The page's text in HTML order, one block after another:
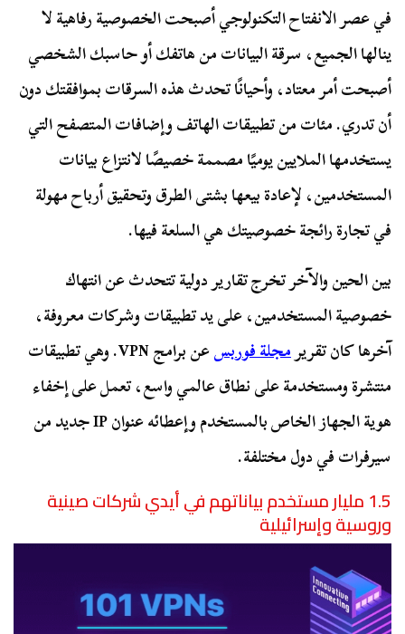
في عصر الانفتاح التكنولوجي أصبحت الخصوصية رفاهية لا
ينالها الجميع، سرقة البيانات من هاتفك أو حاسبك الشخصي
أصبحت أمر معتاد، وأحيانًا تحدث هذه السرقات بموافقتك دون
أن تدري. مئات من تطبيقات الهاتف وإضافات المتصفح التي
يستخدمها الملايين يوميًا مصممة خصيصًا لانتزاع بيانات
المستخدمين، لإعادة بيعها بشتى الطرق وتحقيق أرباح مهولة
في تجارة رائجة خصوصيتك هي السلعة فيها.
بين الحين والآخر تخرج تقارير دولية تتحدث عن انتهاك
خصوصية المستخدمين، على يد تطبيقات وشركات معروفة،
آخرها كان تقريرمجلة فوربس
عن برامج VPN. وهي تطبيقات
منتشرة ومستخدمة على نطاق عالمي واسع، تعمل على إخفاء
هوية الجهاز الخاص بالمستخدم وإعطائه عنوان IP جديد من
سيرفرات في دول مختلفة.
1.5 مليار مستخدم بياناتهم في أيدي شركات صينية
وروسية وإسرائيلية